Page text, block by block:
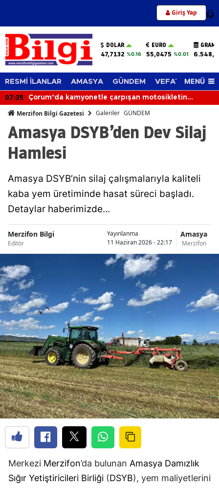
Giriş Yap 12
DOLAR
47,7132 %0.16
EURO
55,0475 %0.01
GRAM
RESMİ İLANLAR AMASYA GÜNDEM VEFAT EDENLER
MENÜ
07:35
Çorum’da kamyonetle çarpışan motosikletin
Merzifon Bilgi Gazetesi Galeriler GÜNDEM
Amasya DSYB’den Dev Silaj
Hamlesi
Amasya DSYB’nin silaj çalışmalarıyla kaliteli
kaba yem üretiminde hasat süreci başladı.
Detaylar haberimizde...
Merzifon Bilgi
Editör
Yayınlanma
11 Haziran 2026 - 22:17
Amasya
Merzifon
Merkezi Merzifon’da bulunan Amasya Damızlık
Sığır Yetiştiricileri Birliği (DSYB), yem maliyetlerini